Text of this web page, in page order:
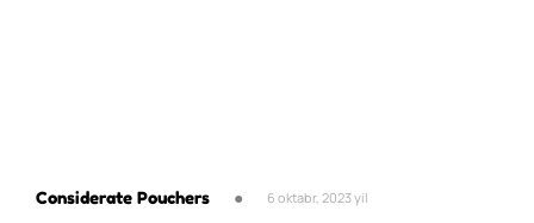
Considerate Pouchers ● 6 oktabr, 2023 yil